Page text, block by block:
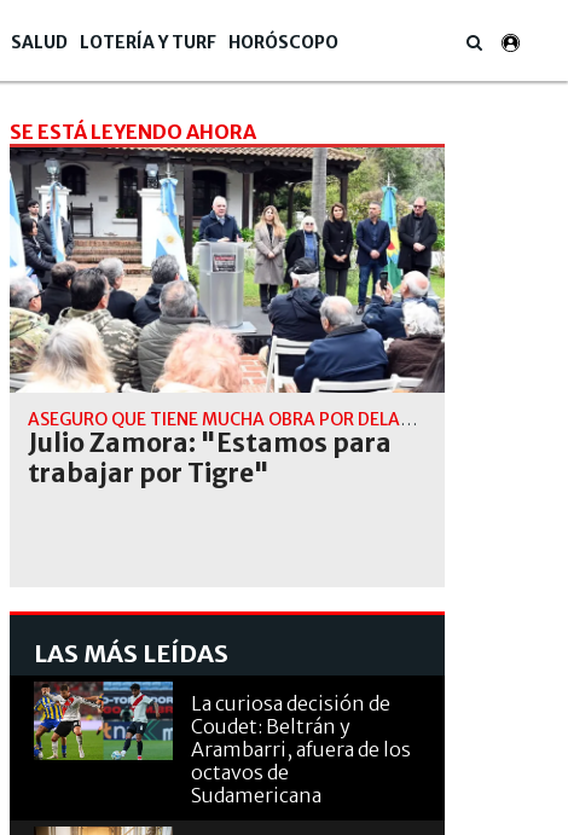
SALUD LOTERÍA Y TURF HORÓSCOPO
SE ESTÁ LEYENDO AHORA
ASEGURO QUE TIENE MUCHA OBRA POR DELANTE PARA EJECUTAR
Julio Zamora: "Estamos para
trabajar por Tigre"
LAS MÁS LEÍDAS
La curiosa decisión de
Coudet: Beltrán y
Arambarri, afuera de los
octavos de
Sudamericana